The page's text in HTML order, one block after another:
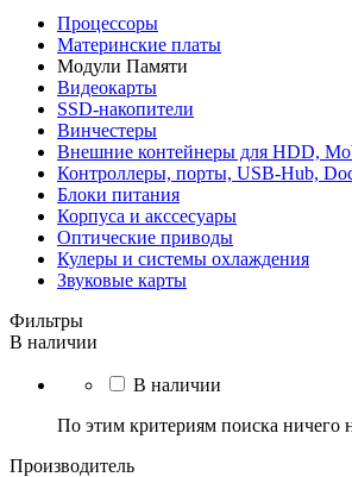
Процессоры
Материнские платы
Модули Памяти
Видеокарты
SSD-накопители
Винчестеры
Внешние контейнеры для HDD,
Контроллеры, порты, USB-Hub,
Блоки питания
Корпуса и акссесуары
Оптические приводы
Кулеры и системы охлаждения
Звуковые карты
Фильтры
В наличии
В наличии
По этим критериям поиска ничего
Производитель